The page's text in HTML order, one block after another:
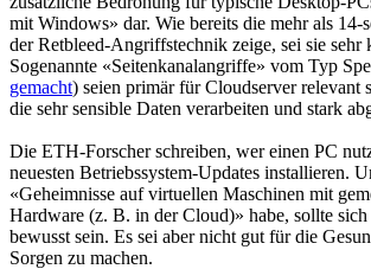
mit Windows» dar. Wie bereits die mehr als 14-
der Retbleed-Angriffstechnik zeige, sei sie sehr
Sogenannte «Seitenkanalangriffe» vom Typ
gemacht) seien primär für Cloudserver relevant
die sehr sensible Daten verarbeiten und stark
Die ETH-Forscher schreiben, wer einen PC
neuesten Betriebssystem-Updates installieren.
«Geheimnisse auf virtuellen Maschinen mit
Hardware (z. B. in der Cloud)» habe, sollte sich
bewusst sein. Es sei aber nicht gut für die
Sorgen zu machen.